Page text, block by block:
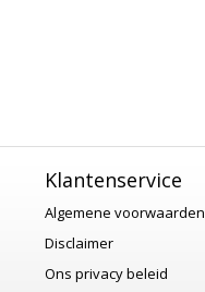
Klantenservice
Algemene voorwaarden
Disclaimer
Ons privacy beleid